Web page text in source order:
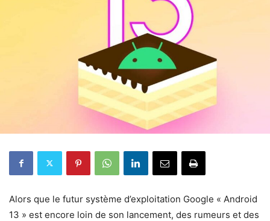
Alors que le futur système d’exploitation Google « Android
13 » est encore loin de son lancement, des rumeurs et des